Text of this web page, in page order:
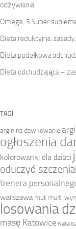
odżywiania
Omega-3 Super
Dieta redukcyjna:
Dieta pudełkowa
Dieta odchudzająca –
TAGI
arginina dawkowanie
ogłoszenia
kolorowanki dla dzieci
oduczyć
trenera
warszawa muli multi
losowania
masę Katowice